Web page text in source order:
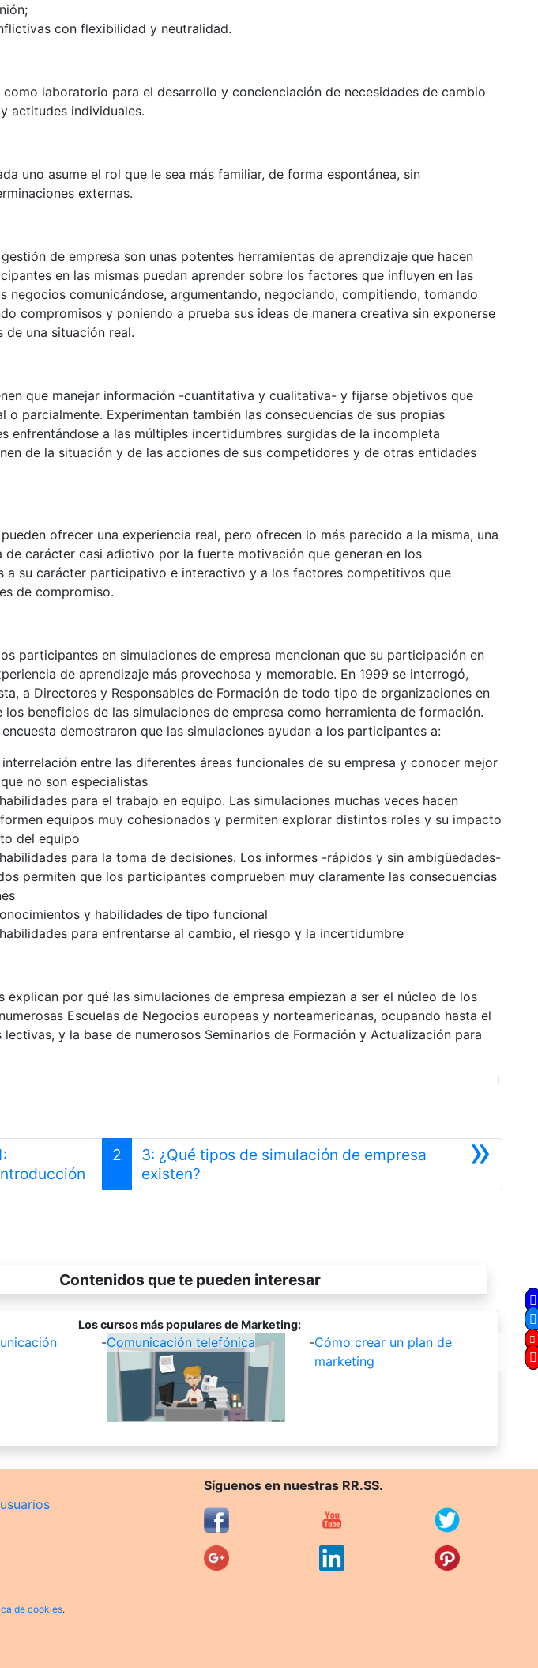
con flexibilidad y neutralidad.
como laboratorio para el desarrollo y concienciación de necesidades de cambio
actitudes individuales.
uno asume el rol que le sea más familiar, de forma espontánea, sin
externas.
de empresa son unas potentes herramientas de aprendizaje que hacen
en las mismas puedan aprender sobre los factores que influyen en las
negocios comunicándose, argumentando, negociando, compitiendo, tomando
compromisos y poniendo a prueba sus ideas de manera creativa sin exponerse
una situación real.
que manejar información -cuantitativa y cualitativa- y fijarse objetivos que
o parcialmente. Experimentan también las consecuencias de sus propias
enfrentándose a las múltiples incertidumbres surgidas de la incompleta
de la situación y de las acciones de sus competidores y de otras entidades
ofrecer una experiencia real, pero ofrecen lo más parecido a la misma, una
de carácter casi adictivo por la fuerte motivación que generan en los
a su carácter participativo e interactivo y a los factores competitivos que
de compromiso.
participantes en simulaciones de empresa mencionan que su participación en
de aprendizaje más provechosa y memorable. En 1999 se interrogó,
a Directores y Responsables de Formación de todo tipo de organizaciones en
los beneficios de las simulaciones de empresa como herramienta de formación.
demostraron que las simulaciones ayudan a los participantes a:
entre las diferentes áreas funcionales de su empresa y conocer mejor
no son especialistas
para el trabajo en equipo. Las simulaciones muchas veces hacen
equipos muy cohesionados y permiten explorar distintos roles y su impacto
del equipo
para la toma de decisiones. Los informes -rápidos y sin ambigüedades-
permiten que los participantes comprueben muy claramente las consecuencias
y habilidades de tipo funcional
para enfrentarse al cambio, el riesgo y la incertidumbre
explican por qué las simulaciones de empresa empiezan a ser el núcleo de los
Escuelas de Negocios europeas y norteamericanas, ocupando hasta el
y la base de numerosos Seminarios de Formación y Actualización para
2 »
3: ¿Qué tipos de simulación de empresa
existen?
Contenidos que te pueden interesar
Los cursos más populares de Marketing:
-Comunicación telefónica -Cómo crear un plan de
marketing
Síguenos en nuestras RR.SS.
de cookies.